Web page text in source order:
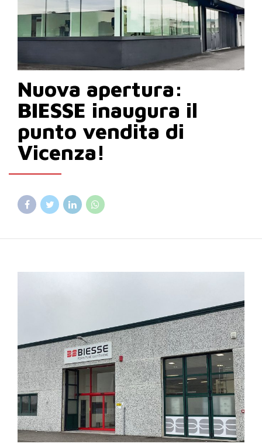
Nuova apertura:
BIESSE inaugura il
punto vendita di
Vicenza!